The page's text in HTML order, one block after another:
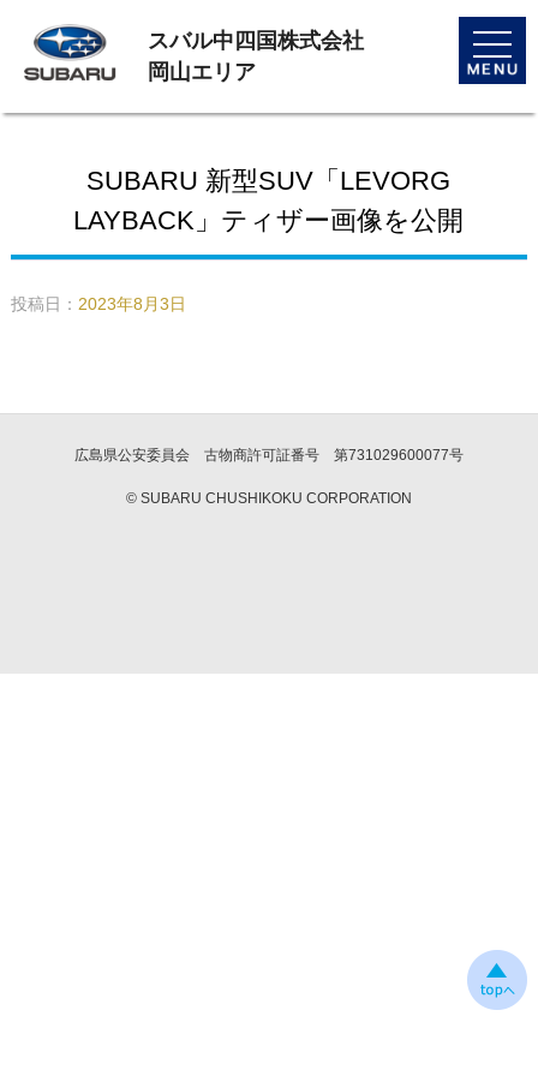
toggle
スバル中四国株式会社
岡山エリア
SUBARU 新型SUV「LEVORG
LAYBACK」ティザー画像を公開
投稿日： 2023年8月3日
広島県公安委員会 古物商許可証番号 第731029600077号
© SUBARU CHUSHIKOKU CORPORATION